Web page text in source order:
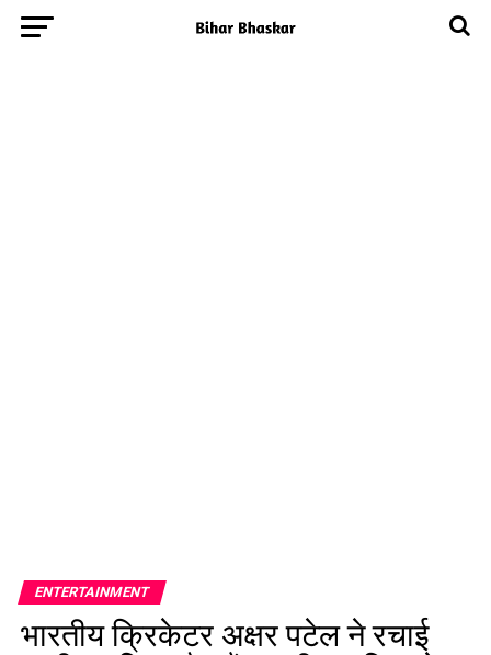
ENTERTAINMENT
भारतीय क्रिकेटर अक्षर पटेल ने रचाई